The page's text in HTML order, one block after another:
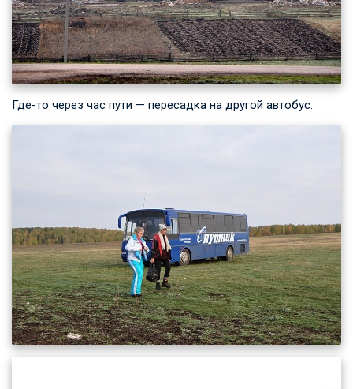
Где-то через час пути — пересадка на другой автобус.